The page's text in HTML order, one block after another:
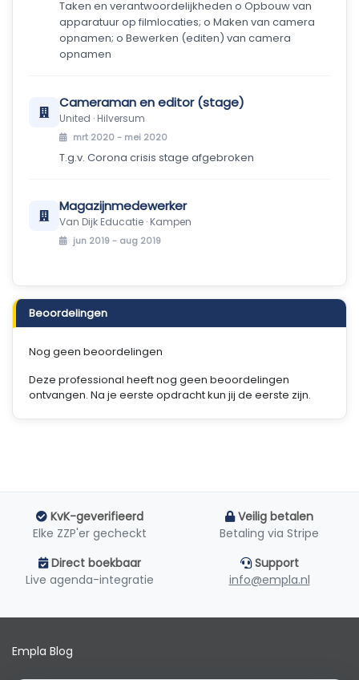
Taken en verantwoordelijkheden o Opbouw van
apparatuur op filmlocaties; o Maken van camera
opnamen; o Bewerken (editen) van camera
opnamen
Cameraman en editor (stage)
United · Hilversum
mrt 2020 - mei 2020
T.g.v. Corona crisis stage afgebroken
Magazijnmedewerker
Van Dijk Educatie · Kampen
jun 2019 - aug 2019
Beoordelingen
Nog geen beoordelingen
Deze professional heeft nog geen beoordelingen
ontvangen. Na je eerste opdracht kun jij de eerste zijn.
KvK-geverifieerd
Elke ZZP'er gecheckt
Veilig betalen
Betaling via Stripe
Direct boekbaar
Live agenda-integratie
Support
info@empla.nl
Empla Blog